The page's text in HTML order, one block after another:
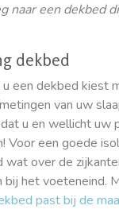
naar een dekbed
dekbed
een dekbed kiest
van uw
u en wellicht uw
Voor een goede
over de
het voeteneind.
past bij de